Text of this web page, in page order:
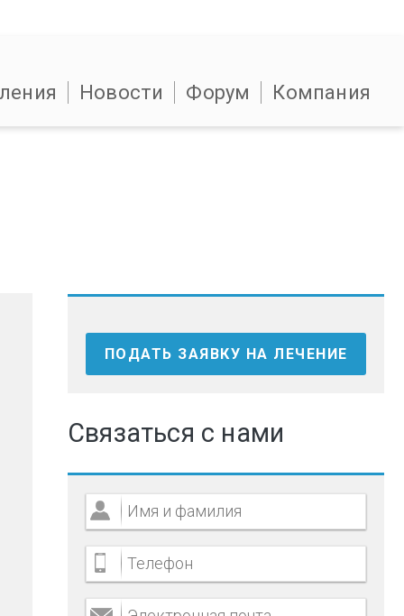
Новости Форум Компания
ПОДАТЬ ЗАЯВКУ НА ЛЕЧЕНИЕ
Связаться с нами